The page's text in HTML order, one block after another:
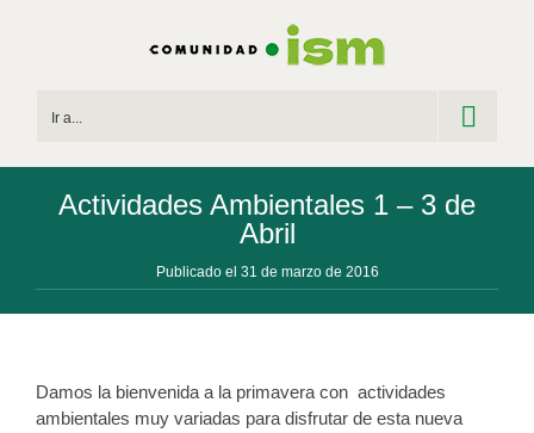
Ir a...
Actividades Ambientales 1 – 3 de
Abril
Publicado el 31 de marzo de 2016
Damos la bienvenida a la primavera con actividades
ambientales muy variadas para disfrutar de esta nueva